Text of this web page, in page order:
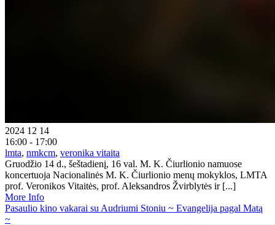
2024 12 14
16:00 - 17:00
lmta, nmkcm, veronika vitaita
Gruodžio 14 d., šeštadienį, 16 val. M. K. Čiurlionio namuose
koncertuoja Nacionalinės M. K. Čiurlionio menų mokyklos, LMTA
prof. Veronikos Vitaitės, prof. Aleksandros Žvirblytės ir [...]
More Info
Pasaulio kino vakarai su Audriumi Stoniu ~ Evangelija pagal Matą
~